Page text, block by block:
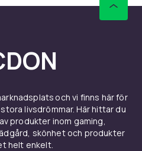
och vi finns här för
livsdrömmar. Här hittar du
produkter inom gaming,
skönhet och produkter
helt enkelt.